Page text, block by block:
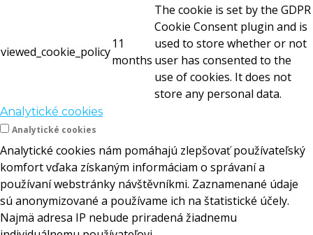
viewed_cookie_policy
11
months
The cookie is set by the GDPR
Cookie Consent plugin and is
used to store whether or not
user has consented to the
use of cookies. It does not
store any personal data.
Analytické cookies
Analytické cookies
Analytické cookies nám pomáhajú zlepšovať používateľský
komfort vďaka získaným informáciam o správaní a
používaní webstránky návštěvníkmi. Zaznamenané údaje
sú anonymizované a používame ich na štatistické účely.
Najmä adresa IP nebude priradená žiadnemu